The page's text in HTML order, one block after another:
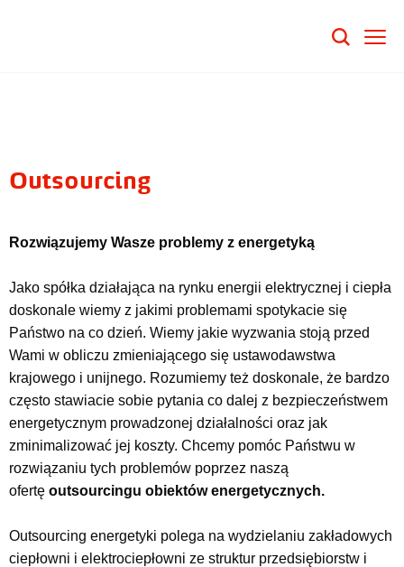
Outsourcing
Rozwiązujemy Wasze problemy z energetyką
Jako spółka działająca na rynku energii elektrycznej i ciepła
doskonale wiemy z jakimi problemami spotykacie się
Państwo na co dzień. Wiemy jakie wyzwania stoją przed
Wami w obliczu zmieniającego się ustawodawstwa
krajowego i unijnego. Rozumiemy też doskonale, że bardzo
często stawiacie sobie pytania co dalej z bezpieczeństwem
energetycznym prowadzonej działalności oraz jak
zminimalizować jej koszty. Chcemy pomóc Państwu w
rozwiązaniu tych problemów poprzez naszą
ofertę outsourcingu obiektów energetycznych.
Outsourcing energetyki polega na wydzielaniu zakładowych
ciepłowni i elektrociepłowni ze struktur przedsiębiorstw i